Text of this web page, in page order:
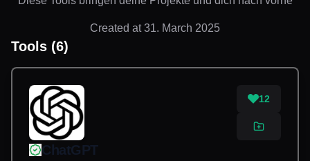
Created at 31. March 2025
Tools (6)
12
ChatGPT